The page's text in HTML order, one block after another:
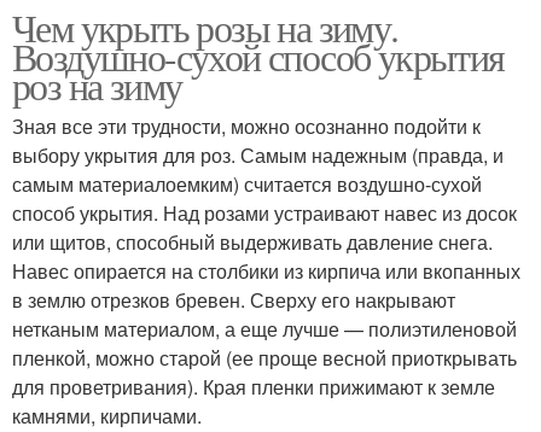
Чем укрыть розы на зиму.
Воздушно-сухой способ укрытия
роз на зиму
Зная все эти трудности, можно осознанно подойти к
выбору укрытия для роз. Самым надежным (правда, и
самым материалоемким) считается воздушно-сухой
способ укрытия. Над розами устраивают навес из досок
или щитов, способный выдерживать давление снега.
Навес опирается на столбики из кирпича или вкопанных
в землю отрезков бревен. Сверху его накрывают
нетканым материалом, а еще лучше — полиэтиленовой
пленкой, можно старой (ее проще весной приоткрывать
для проветривания). Края пленки прижимают к земле
камнями, кирпичами.